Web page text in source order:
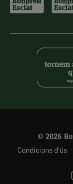
© 2026
Condicions d’ús